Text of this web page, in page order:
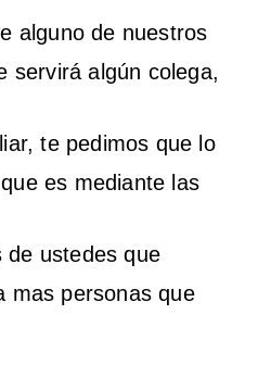
alguno de nuestros
servirá algún colega,
te pedimos que lo
es mediante las
de ustedes que
mas personas que